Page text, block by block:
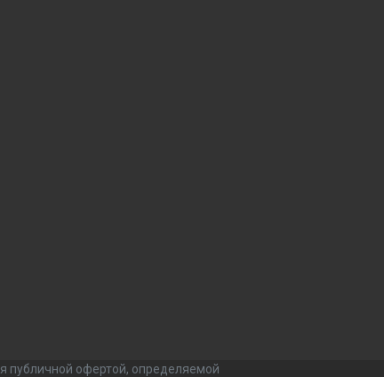
публичной офертой, определяемой